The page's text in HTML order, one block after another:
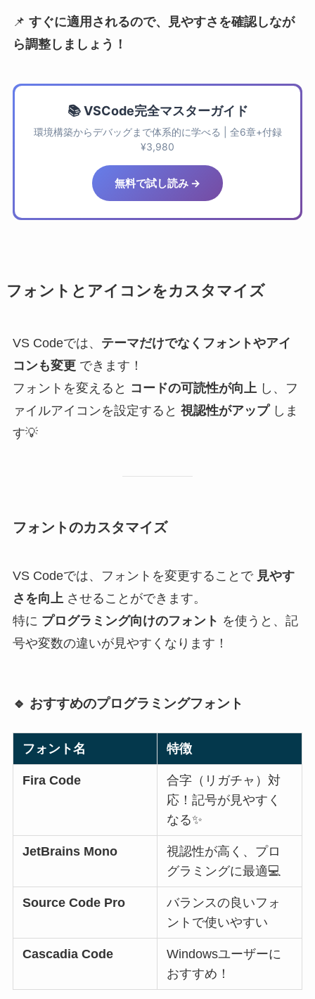
📌 すぐに適用されるので、見やすさを確認しなが
ら調整しましょう！
📚 VSCode完全マスターガイド
環境構築からデバッグまで体系的に学べる | 全6章+付録
¥3,980
無料で試し読み →
フォントとアイコンをカスタマイズ
VS Codeでは、 テーマだけでなくフォントやアイ
コンも変更できます！
フォントを変えると コードの可読性が向上 し、フ
ァイルアイコンを設定すると 視認性がアップしま
す💡
フォントのカスタマイズ
VS Codeでは、フォントを変更することで 見やす
さを向上させることができます。
特に プログラミング向けのフォント を使うと、記
号や変数の違いが見やすくなります！
🔹 おすすめのプログラミングフォント
フォント名 特徴
Fira Code
合字（リガチャ）対
応！記号が見やすく
なる✨
JetBrains Mono
視認性が高く、プロ
グラミングに最適💻
Source Code Pro
バランスの良いフォ
ントで使いやすい
Cascadia Code
Windowsユーザーに
おすすめ！